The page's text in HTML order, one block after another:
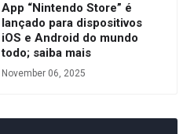
App “Nintendo Store” é
lançado para dispositivos
iOS e Android do mundo
todo; saiba mais
November 06, 2025